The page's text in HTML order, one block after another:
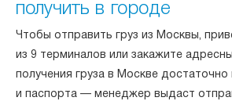
получить в городе
Чтобы отправить груз из Москвы,
из 9 терминалов или закажите
получения груза в Москве
и паспорта — менеджер выдаст